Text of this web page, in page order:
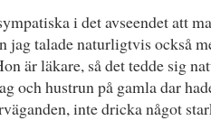
i det avseendet att
jag talade naturligtvis också
är läkare, så det tedde sig
och hustrun på gamla dar
inte dricka något